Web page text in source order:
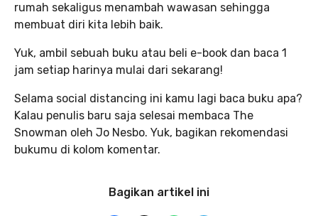
rumah sekaligus menambah wawasan sehingga
membuat diri kita lebih baik.
Yuk, ambil sebuah buku atau beli e-book dan baca 1
jam setiap harinya mulai dari sekarang!
Selama social distancing ini kamu lagi baca buku apa?
Kalau penulis baru saja selesai membaca The
Snowman oleh Jo Nesbo. Yuk, bagikan rekomendasi
bukumu di kolom komentar.
Bagikan artikel ini